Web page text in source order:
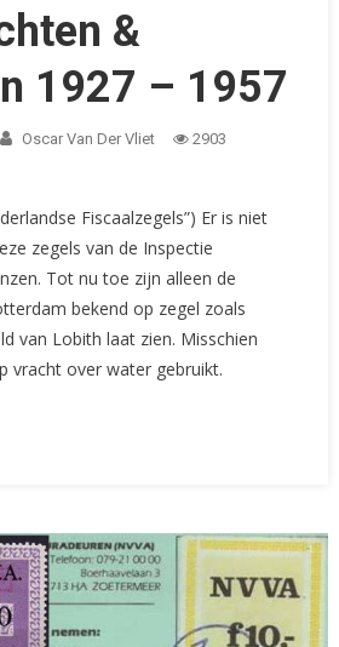
&
1927 – 1957
Oscar Van Der Vliet 2903
Fiscaalzegels”) Er is niet
zegels van de Inspectie
Tot nu toe zijn alleen de
bekend op zegel zoals
van Lobith laat zien. Misschien
vracht over water gebruikt.